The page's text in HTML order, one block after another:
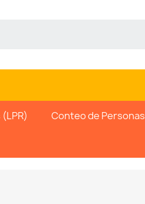
Conteo de Personas